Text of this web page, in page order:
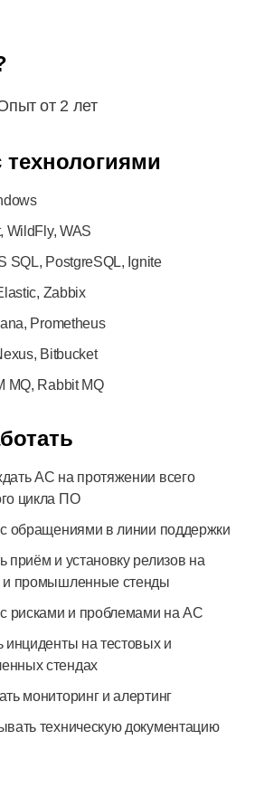
от 2 лет
технологиями
WildFly, WAS
SQL, PostgreSQL, Ignite
Zabbix
Prometheus
Bitbucket
MQ, Rabbit MQ
АС на протяжении всего
цикла ПО
с обращениями в линии поддержки
приём и установку релизов на
и промышленные стенды
с рисками и проблемами на АС
инциденты на тестовых и
стендах
мониторинг и алертинг
техническую документацию